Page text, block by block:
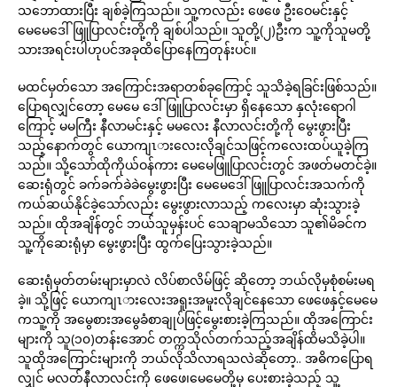
သဘောထားပြီး ချစ်ခဲ့ကြသည်။ သူ့ကလည်း ဖေဖေ ဦးဝေမင်းနှင့်
မေမေဒေါ်ဖြူပြာလင်းတို့ကို ချစ်ပါသည်။ သူတို့(၂)ဦးက သူ့ကိုသူမတို့
သားအရင်းပါဟုပင်အခုထိပြောနေကြတုန်းပင်။
မထင်မှတ်သော အကြောင်းအရာတစ်ခုကြောင့် သူသိခဲ့ရခြင်းဖြစ်သည်။
ပြောရလျှင်တော့ မေမေ ဒေါ်ဖြူပြာလင်းမှာ ရှိနေသော နှလုံးရောဂါ
ကြောင့် မမကြီး နီလာမင်းနှင့် မမလေး နီလာလင်းတို့ကို မွေးဖွားပြီး
သည့်နောက်တွင် ယောကျၤားလေးလိုချင်သဖြင့်ကလေးထပ်ယူခဲ့ကြ
သည်။ သို့သော်ထိုကိုယ်ဝန်ကား မေမေဖြူပြာလင်းတွင် အဖတ်မတင်ခဲ့။
ဆေးရုံတွင် ခက်ခက်ခဲခဲမွေးဖွားပြီး မေမေဒေါ်ဖြူပြာလင်းအသက်ကို
ကယ်ဆယ်နိုင်ခဲ့သော်လည်း မွေးဖွားလာသည့် ကလေးမှာ ဆုံးသွားခဲ့
သည်။ ထိုအချိန်တွင် ဘယ်သူမှန်းပင် သေချာမသိသော သူ၏မိခင်က
သူ့ကိုဆေးရုံမှာ မွေးဖွားပြီး ထွက်ပြေးသွားခဲ့သည်။
ဆေးရုံမှတ်တမ်းများမှာလဲ လိပ်စာလိမ်ဖြင့် ဆိုတော့ ဘယ်လိုမှစုံစမ်းမရ
ခဲ့။ သို့ဖြင့် ယောကျၤားလေးအရူးအမူးလိုချင်နေသော ဖေဖေနှင့်မေမေ
ကသူ့ကို အမွေစားအမွေခံစာချုပ်ဖြင့်မွေးစားခဲ့ကြသည်။ ထိုအကြောင်း
များကို သူ(၁၀)တန်းအောင် တက္ကသိုလ်တက်သည့်အချိန်ထိမသိခဲ့ပါ။
သူထိုအကြောင်းများကို ဘယ်လိုသိလာရသလဲဆိုတော့.. အဓိကပြောရ
လျှင် မလတ်နီလာလင်းကို ဖေဖေ၊မေမေတို့မှ ပေးစားခဲ့သည့် သူ့